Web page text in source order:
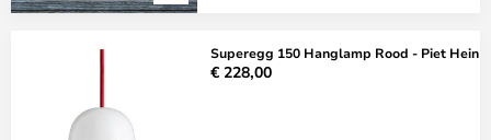
Superegg 150 Hanglamp Rood - Piet Hein
€ 228,00